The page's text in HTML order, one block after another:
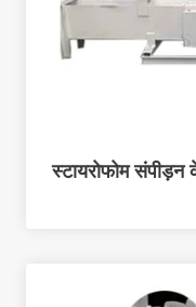
स्टायरोफोम संपीड़न